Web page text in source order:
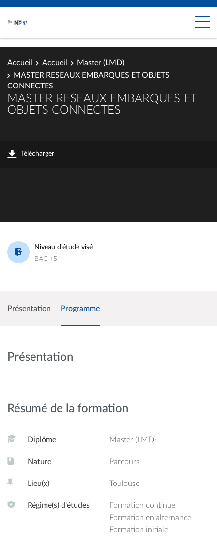
Accueil Accueil
Master (LMD)
MASTER RESEAUX EMBARQUES ET OBJETS
CONNECTES
MASTER RESEAUX EMBARQUES ET
OBJETS CONNECTES
Télécharger
Niveau d'étude visé
BAC +5
Présentation Programme
Présentation
Résumé de la formation
Diplôme Master (LMD)
Nature Parcours
Lieu(x) Toulouse
Régime(s) d'études
Formation continue
Formation en alternance
Formation initiale